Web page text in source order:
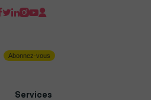
Abonnez-vous
Services